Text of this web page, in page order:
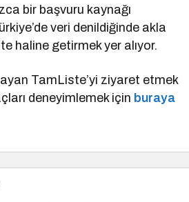
bir başvuru kaynağı
veri denildiğinde akla
haline getirmek yer alıyor.
TamListe’yi ziyaret etmek
deneyimlemek için buraya